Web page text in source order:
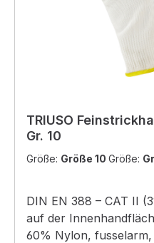
TRIUSO
Gr. 10
Größe: Größe 10 Größe:
DIN EN 388 – CAT II
auf der
60% Nylon,